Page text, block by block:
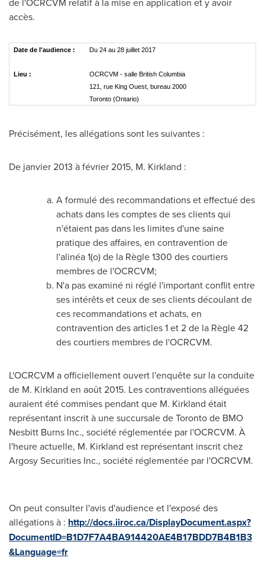
accès.
Date de l'audience : Du 24 au 28 juillet 2017
Lieu :
OCRCVM - salle British Columbia
121, rue King Ouest, bureau 2000
Toronto (Ontario)
Précisément, les allégations sont les suivantes :
De janvier 2013 à février 2015, M. Kirkland :
A formulé des recommandations et effectué des
achats dans les comptes de ses clients qui
n'étaient pas dans les limites d'une saine
pratique des affaires, en contravention de
l'alinéa 1(o) de la Règle 1300 des courtiers
membres de l'OCRCVM;
N'a pas examiné ni réglé l'important conflit entre
ses intérêts et ceux de ses clients découlant de
ces recommandations et achats, en
contravention des articles 1 et 2 de la Règle 42
des courtiers membres de l'OCRCVM.
L'OCRCVM a officiellement ouvert l'enquête sur la conduite
de M. Kirkland en août 2015. Les contraventions alléguées
auraient été commises pendant que M. Kirkland était
représentant inscrit à une succursale deTorontode BMO
Nesbitt Burns Inc., société réglementée par l'OCRCVM. À
l'heure actuelle, M. Kirkland est représentant inscrit chez
Argosy Securities Inc., société réglementée par l'OCRCVM.
On peut consulter l'avis d'audience et l'exposé des
allégations à : http://docs.iiroc.ca/DisplayDocument.aspx?
DocumentID=B1D7F7A4BA914420AE4B17BDD7B4B1B3
&Language=fr